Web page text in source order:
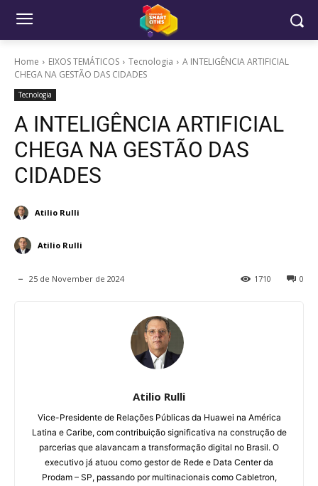
Home EIXOS TEMÁTICOS Tecnologia
A INTELIGÊNCIA ARTIFICIAL
CHEGA NA GESTÃO DAS CIDADES
Tecnologia
A INTELIGÊNCIA ARTIFICIAL
CHEGA NA GESTÃO DAS
CIDADES
Atilio Rulli
Atilio Rulli
25 de November de 2024 0
1710
Atilio Rulli
Vice-Presidente de Relações Públicas da Huawei na América
Latina e Caribe, com contribuição significativa na construção de
parcerias que alavancam a transformação digital no Brasil. O
executivo já atuou como gestor de Rede e Data Center da
Prodam – SP, passando por multinacionais como Cabletron,